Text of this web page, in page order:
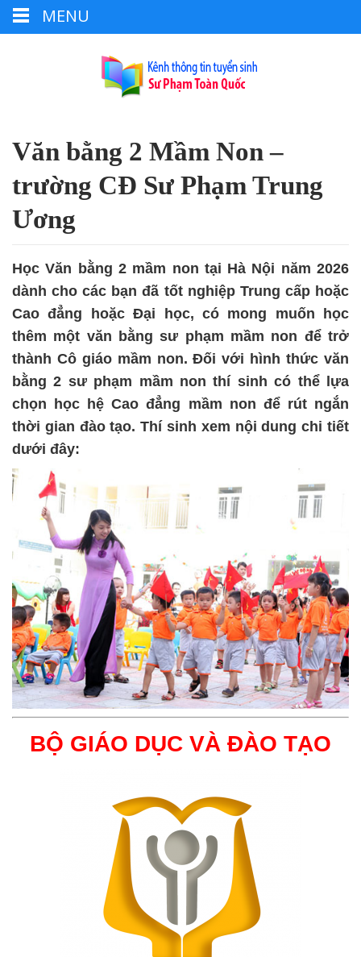
Văn bằng 2 Mầm Non –
trường CĐ Sư Phạm Trung
Ương
Học Văn bằng 2 mầm non tại Hà Nội năm 2026
dành cho các bạn đã tốt nghiệp Trung cấp hoặc
Cao đẳng hoặc Đại học, có mong muốn học
thêm một văn bằng sư phạm mầm non để trở
thành Cô giáo mầm non. Đối với hình thức văn
bằng 2 sư phạm mầm non thí sinh có thể lựa
chọn học hệ Cao đẳng mầm non để rút ngắn
thời gian đào tạo. Thí sinh xem nội dung chi tiết
dưới đây:
BỘ GIÁO DỤC VÀ ĐÀO TẠO
MENU